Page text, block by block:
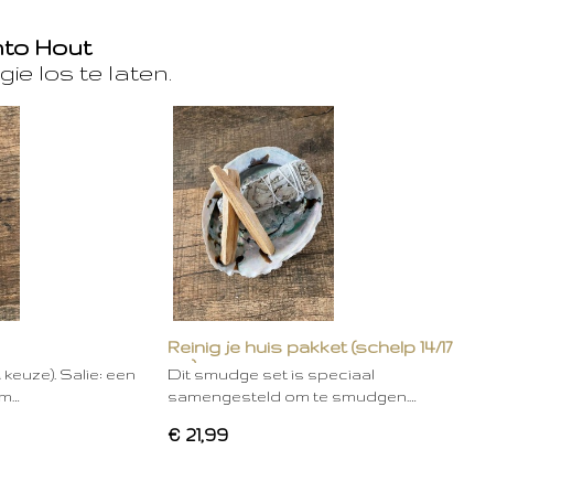
Hout
los te laten.
Salie: een
Reinig je huis pakket (schelp 14/17
cm)
Dit smudge set is speciaal
samengesteld om te smudgen.…
€ 21,99